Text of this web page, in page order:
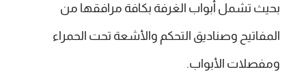
بحيث تشمل أبواب الغرفة بكافة مرافقها من
المفاتيح وصناديق التحكم والأشعة تحت الحمراء
ومفصلات الأبواب.